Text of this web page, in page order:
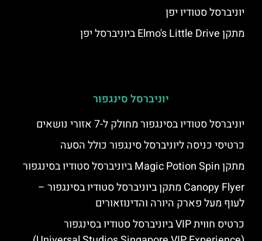
יוניברסל סטודיו יפן
מתקן Elmo's Little Drive ביוניברסל יפן
יוניברסל סינגפור
יוניברסל סטודיו בסינגפור מחולק ל-7 אזורי נושאים
כרטיסי כניסה ליוניברסל סינגפור כולל הסעה
מתקן Magic Potion Spin ביוניברסל סטודיו בסינגפור
Canopy Flyer מתקן ביוניברסל סטודיו בסינגפור –
לעוף מעל פארק היורה והדינוזאורים
כרטיס חווית VIP ביוניברסל סטודיו בסינגפור